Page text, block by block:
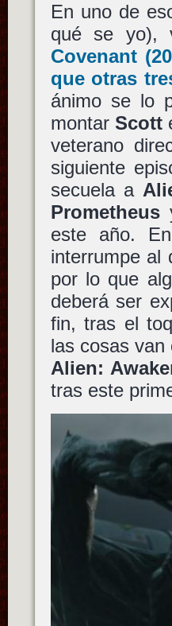
En uno de
qué se yo),
Covenant
que otras
ánimo se lo
montar Scott
veterano
siguiente
secuela a
Prometheus
este año.
interrumpe al
por lo que
deberá ser
fin, tras el
las cosas
Alien:
tras este